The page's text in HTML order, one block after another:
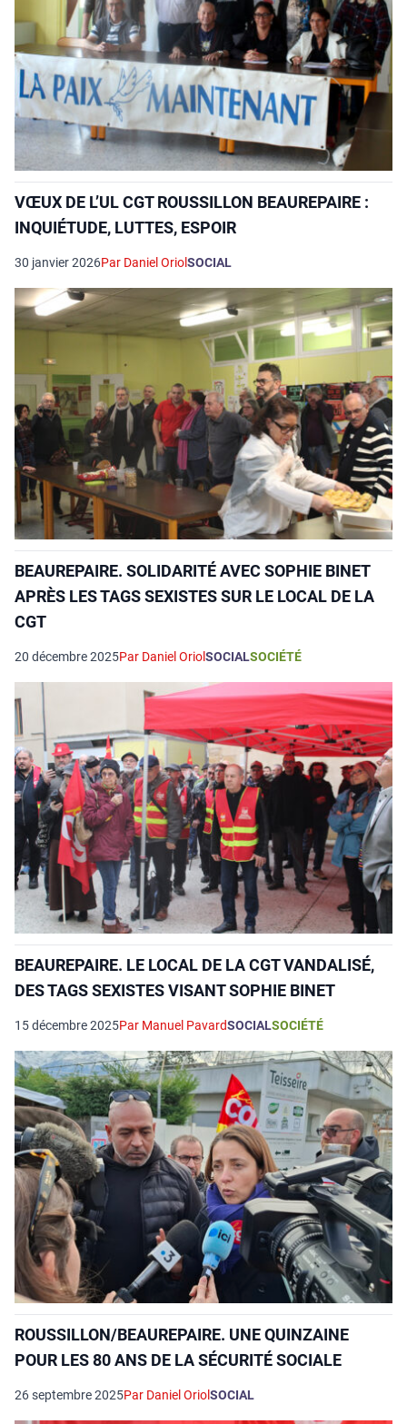
VŒUX DE L’UL CGT ROUSSILLON BEAUREPAIRE :
INQUIÉTUDE, LUTTES, ESPOIR
30 janvier 2026Par Daniel OriolSOCIAL
BEAUREPAIRE. SOLIDARITÉ AVEC SOPHIE BINET
APRÈS LES TAGS SEXISTES SUR LE LOCAL DE LA
CGT
20 décembre 2025Par Daniel OriolSOCIALSOCIÉTÉ
BEAUREPAIRE. LE LOCAL DE LA CGT VANDALISÉ,
DES TAGS SEXISTES VISANT SOPHIE BINET
15 décembre 2025Par Manuel PavardSOCIALSOCIÉTÉ
ROUSSILLON/BEAUREPAIRE. UNE QUINZAINE
POUR LES 80 ANS DE LA SÉCURITÉ SOCIALE
26 septembre 2025Par Daniel OriolSOCIAL